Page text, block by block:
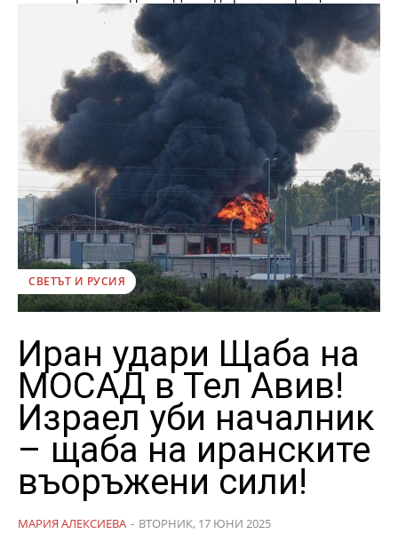
СВЕТЪТ И РУСИЯ
Иран удари Щаба на
МОСАД в Тел Авив!
Израел уби началник
– щаба на иранските
въоръжени сили!
МАРИЯ АЛЕКСИЕВА - ВТОРНИК, 17 ЮНИ 2025